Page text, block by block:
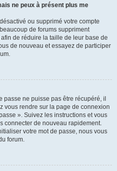
ne peux à présent plus me
ou supprimé votre compte
de forums suppriment
de réduire la taille de leur base de
de nouveau et essayez de participer
passe ne puisse pas être récupéré, il
vous rendre sur la page de connexion
». Suivez les instructions et vous
connecter de nouveau rapidement.
votre mot de passe, nous vous
forum.